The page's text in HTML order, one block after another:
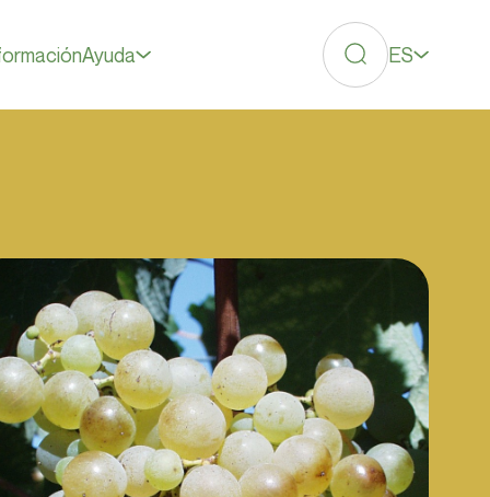
Ayuda ES